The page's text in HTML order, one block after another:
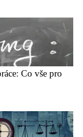
Co vše pro